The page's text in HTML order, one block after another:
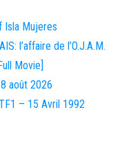
Isla Mujeres
l’affaire de l’O.J.A.M.
Movie]
août 2026
– 15 Avril 1992